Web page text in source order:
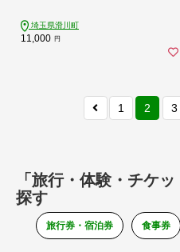
埼玉県滑川町
11,000 円
1 2 3
「旅行・体験・チケ
探す
旅行券・宿泊券 食事券